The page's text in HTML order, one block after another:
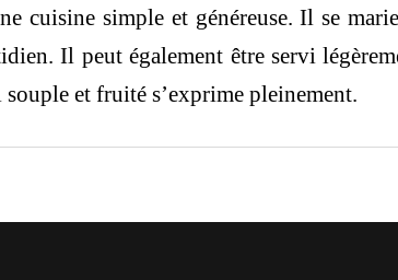
cuisine simple et généreuse. Il se
Il peut également être servi
et fruité s’exprime pleinement.